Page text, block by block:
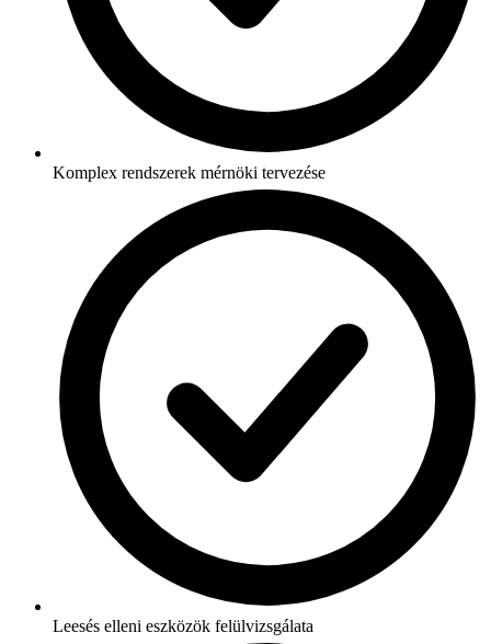
Komplex rendszerek mérnöki tervezése
Leesés elleni eszközök felülvizsgálata